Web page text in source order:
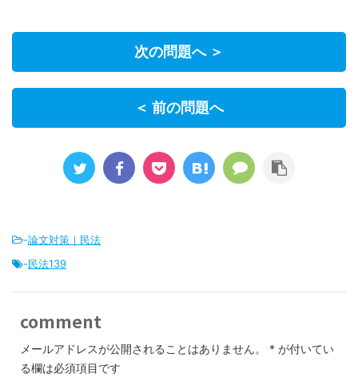
次の問題へ ＞
＜ 前の問題へ
-論文対策｜民法
-民法139
comment
メールアドレスが公開されることはありません。 * が付いてい
る欄は必須項目です